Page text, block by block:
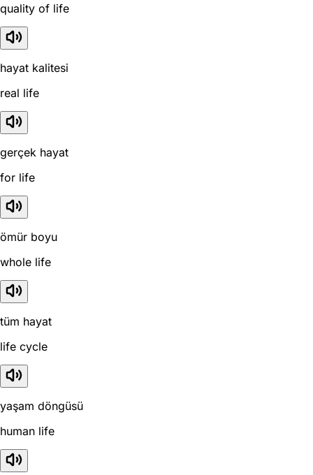
quality of life
hayat kalitesi
real life
gerçek hayat
for life
ömür boyu
whole life
tüm hayat
life cycle
yaşam döngüsü
human life